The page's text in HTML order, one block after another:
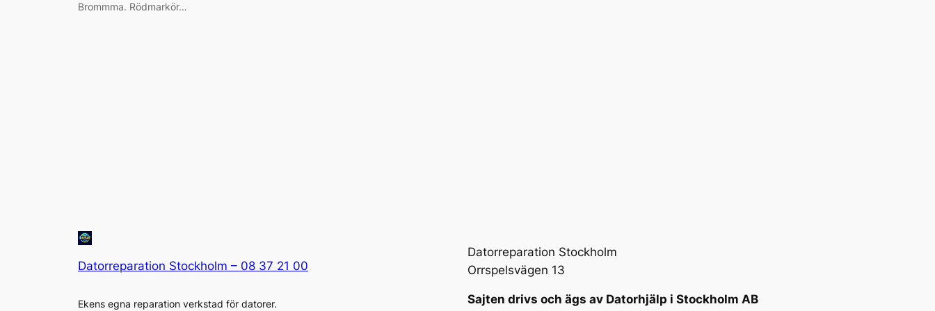
Brommma. Rödmarkör…
Datorreparation Stockholm – 08 37 21 00
Ekens egna reparation verkstad för datorer.
Datorreparation Stockholm
Orrspelsvägen 13
Sajten drivs och ägs av Datorhjälp i Stockholm AB